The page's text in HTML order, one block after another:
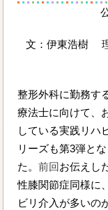
文：伊東浩樹
整形外科に勤務す
療法士に向けて、
している実践リハ
リーズも第3弾と
た。前回お伝えし
性膝関節症同様に
ビリ介入が多いの